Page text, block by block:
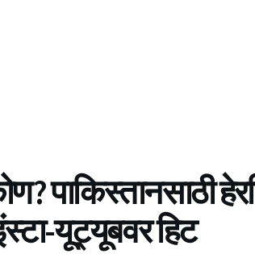
पाकिस्तानसाठी
यूट्यूबवर हिट